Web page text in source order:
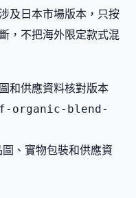
及日本市場版本，只按
，不把海外限定款式混
和供應資料核對版本
organic-blend-
、實物包裝和供應資